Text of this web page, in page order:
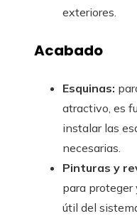
exteriores.
Acabado
Esquinas:
atractivo, es
instalar las
necesarias.
Pinturas y
para
útil del